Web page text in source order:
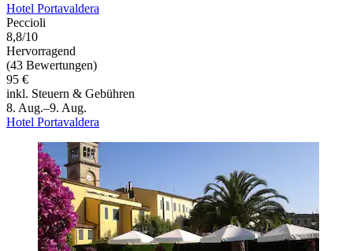
Hotel Portavaldera
Peccioli
8,8/10
Hervorragend
(43 Bewertungen)
95 €
inkl. Steuern & Gebühren
8. Aug.–9. Aug.
Hotel Portavaldera